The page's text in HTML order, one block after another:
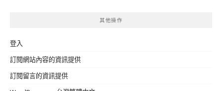
其他操作
登入
訂閱網站內容的資訊提供
訂閱留言的資訊提供